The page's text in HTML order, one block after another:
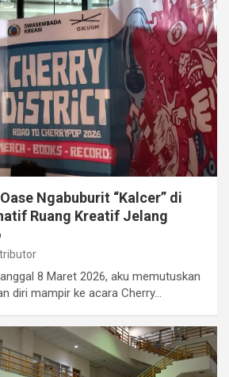
Ngabuburit “Kalcer” di
Ruang Kreatif Jelang
8 Maret 2026, aku memutuskan
diri mampir ke acara Cherry…